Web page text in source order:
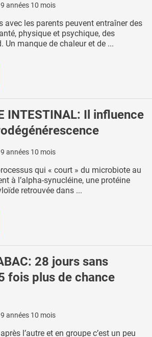
9 années 10 mois
avec les parents peuvent entraîner des
physique et psychique, des
Un manque de chaleur et de ...
INTESTINAL: Il influence
9 années 10 mois
qui « court » du microbiote au
à l’alpha-synucléine, une protéine
retrouvée dans ...
28 jours sans
fois plus de chance
9 années 10 mois
l’autre et en groupe c’est un peu